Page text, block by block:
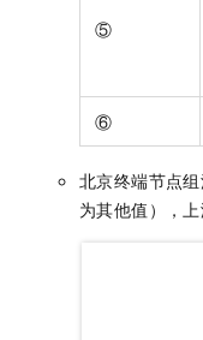
⑤
⑥
北京终端节点
为其他值），